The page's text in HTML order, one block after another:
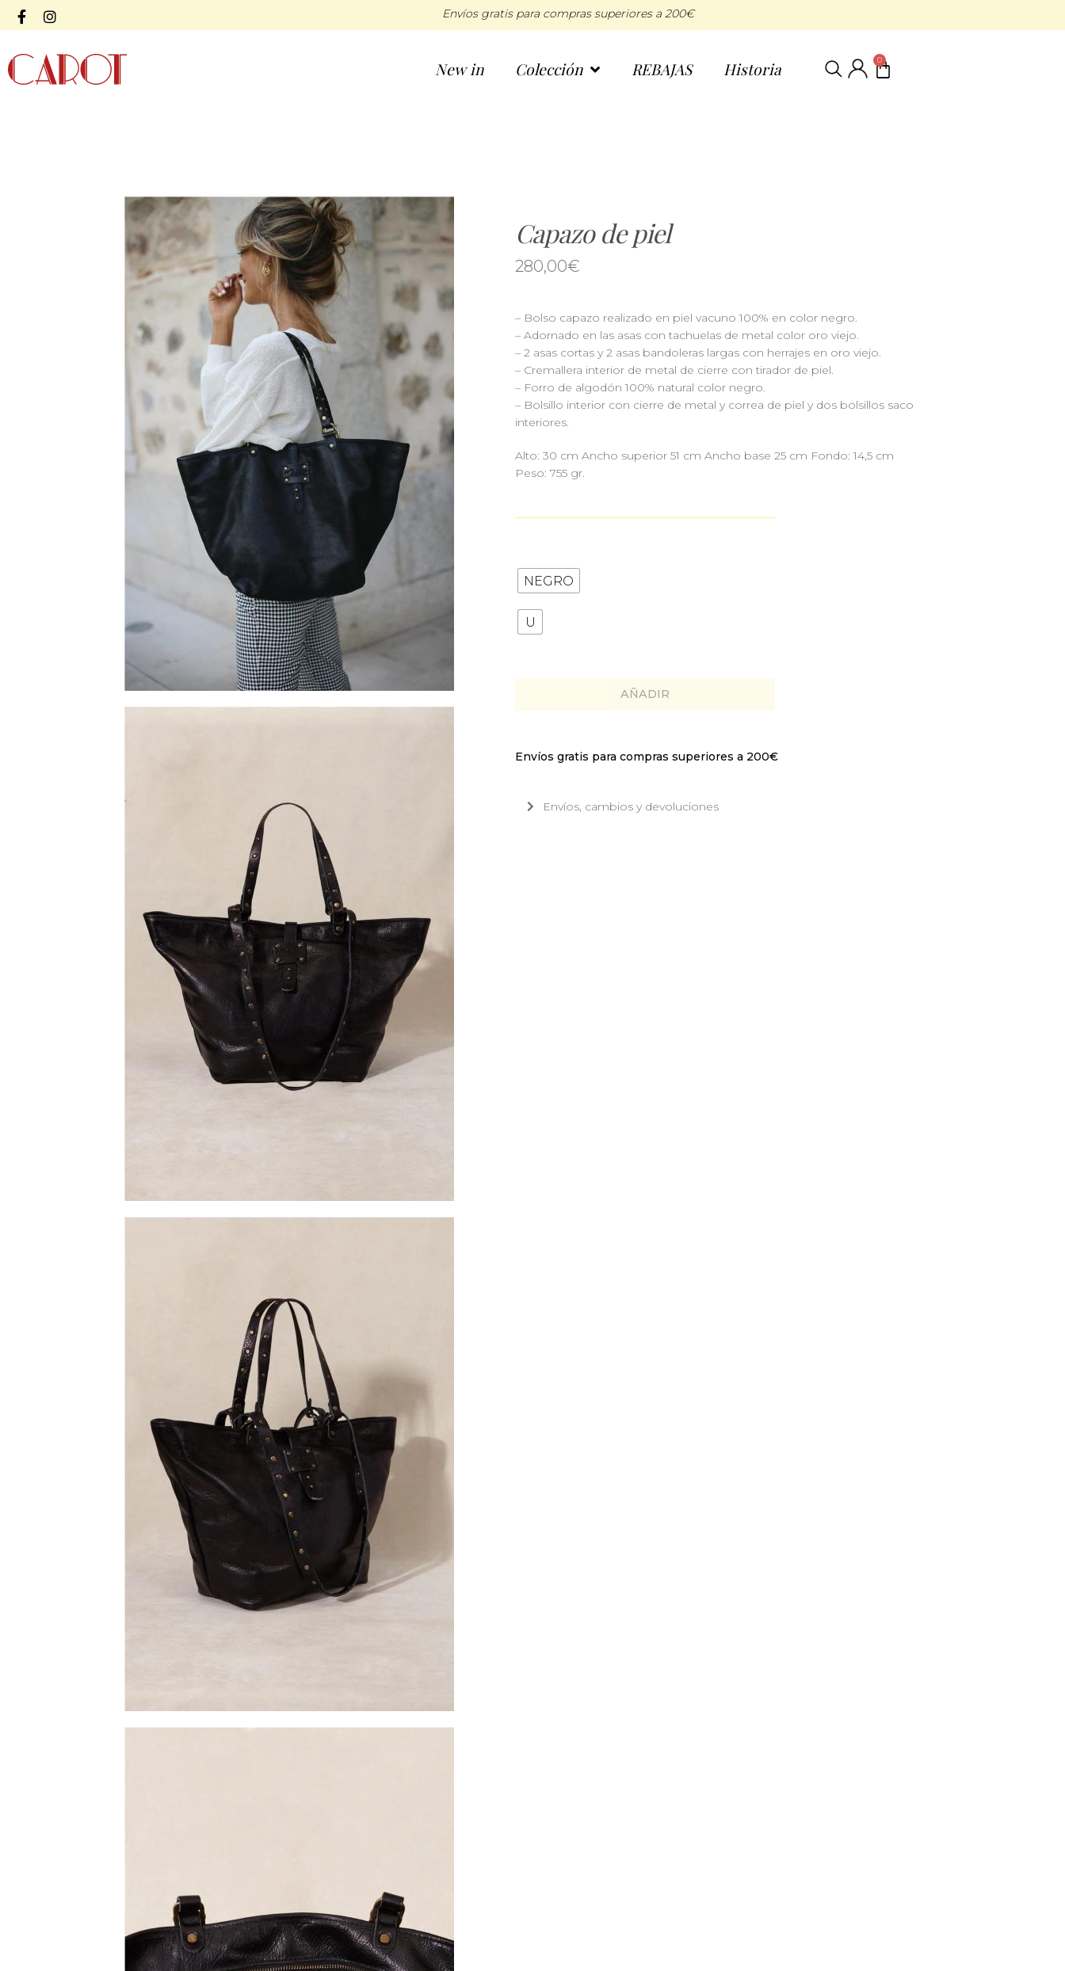
Envíos gratis para compras superiores a 200€
New in Colección REBAJAS Historia 0
Capazo de piel
280,00€
– Bolso capazo realizado en piel vacuno 100% en color negro.
– Adornado en las asas con tachuelas de metal color oro viejo.
– 2 asas cortas y 2 asas bandoleras largas con herrajes en oro viejo.
– Cremallera interior de metal de cierre con tirador de piel.
– Forro de algodón 100% natural color negro.
– Bolsillo interior con cierre de metal y correa de piel y dos bolsillos saco
interiores.
Alto: 30 cm Ancho superior 51 cm Ancho base 25 cm Fondo: 14,5 cm
Peso: 755 gr.
NEGRO
U
AÑADIR
Envíos gratis para compras superiores a 200€
Envíos, cambios y devoluciones